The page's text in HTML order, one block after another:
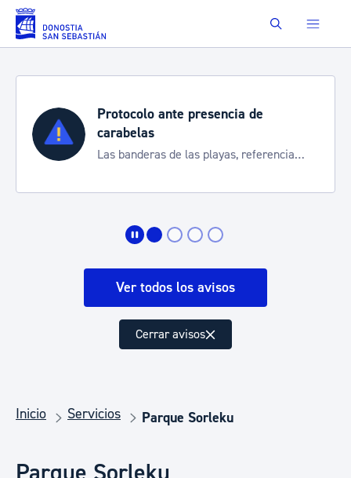
Saltar al contenido principal Buscar
Protocolo ante presencia de
carabelas
Las banderas de las playas, referencia
Ver todos los avisos
Cerrar avisos
Inicio Servicios Parque Sorleku